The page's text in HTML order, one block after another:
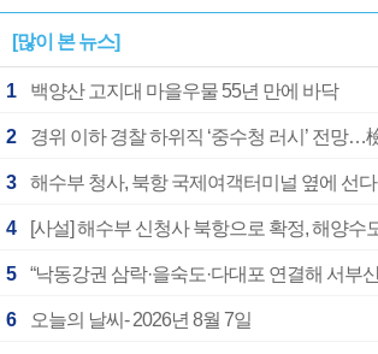
[많이 본 뉴스]
1 백양산 고지대 마을우물 55년 만에 바닥
2 경위 이하 경찰 하위직 ‘중수청 러시’ 전망…
3 해수부 청사, 북항 국제여객터미널 옆에 선
4 [사설] 해수부 신청사 북항으로 확정, 해양수
5 “낙동강권 삼락·을숙도·다대포 연결해 서부
6 오늘의 날씨- 2026년 8월 7일